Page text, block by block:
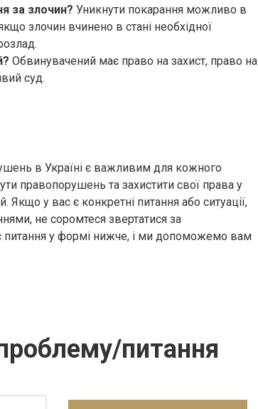
за злочин? Уникнути покарання можливо в
злочин вчинено в стані необхідної
Обвинувачений має право на захист, право на
суд.
в Україні є важливим для кожного
правопорушень та захистити свої права у
Якщо у вас є конкретні питання або ситуації,
не соромтеся звертатися за
питання у формі нижче, і ми допоможемо вам
питання